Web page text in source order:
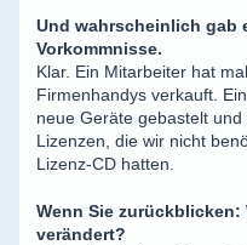
Und wahrscheinlich gab
Vorkommnisse.
Klar. Ein Mitarbeiter hat
Firmenhandys verkauft.
neue Geräte gebastelt
Lizenzen, die wir nicht
Lizenz-CD hatten.
Wenn Sie zurückblicken:
verändert?